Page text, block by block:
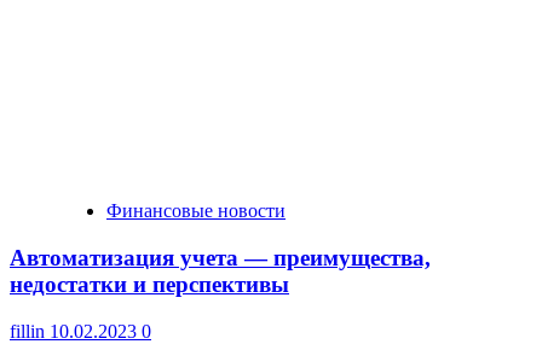
Финансовые новости
Автоматизация учета — преимущества,
недостатки и перспективы
fillin 10.02.2023 0